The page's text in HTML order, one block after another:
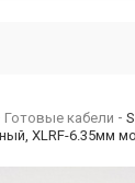
Готовые кабели
XLRF-6.35мм